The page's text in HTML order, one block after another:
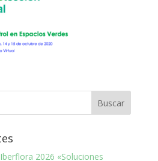
2026 «Soluciones